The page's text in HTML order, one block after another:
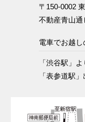
〒150-0002
不動産青山通
電車でお越し
「渋谷駅」
「表参道駅